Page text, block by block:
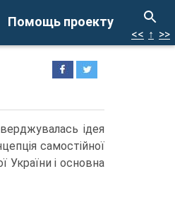
Помощь проекту
<< ↑ >>
ідея
самостійної
України і основна